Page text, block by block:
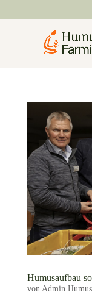
Humusaufbau
von Admin Humus